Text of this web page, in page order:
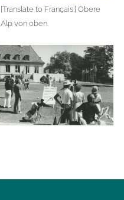
[Translate to Français:] Obere
Alp von oben.